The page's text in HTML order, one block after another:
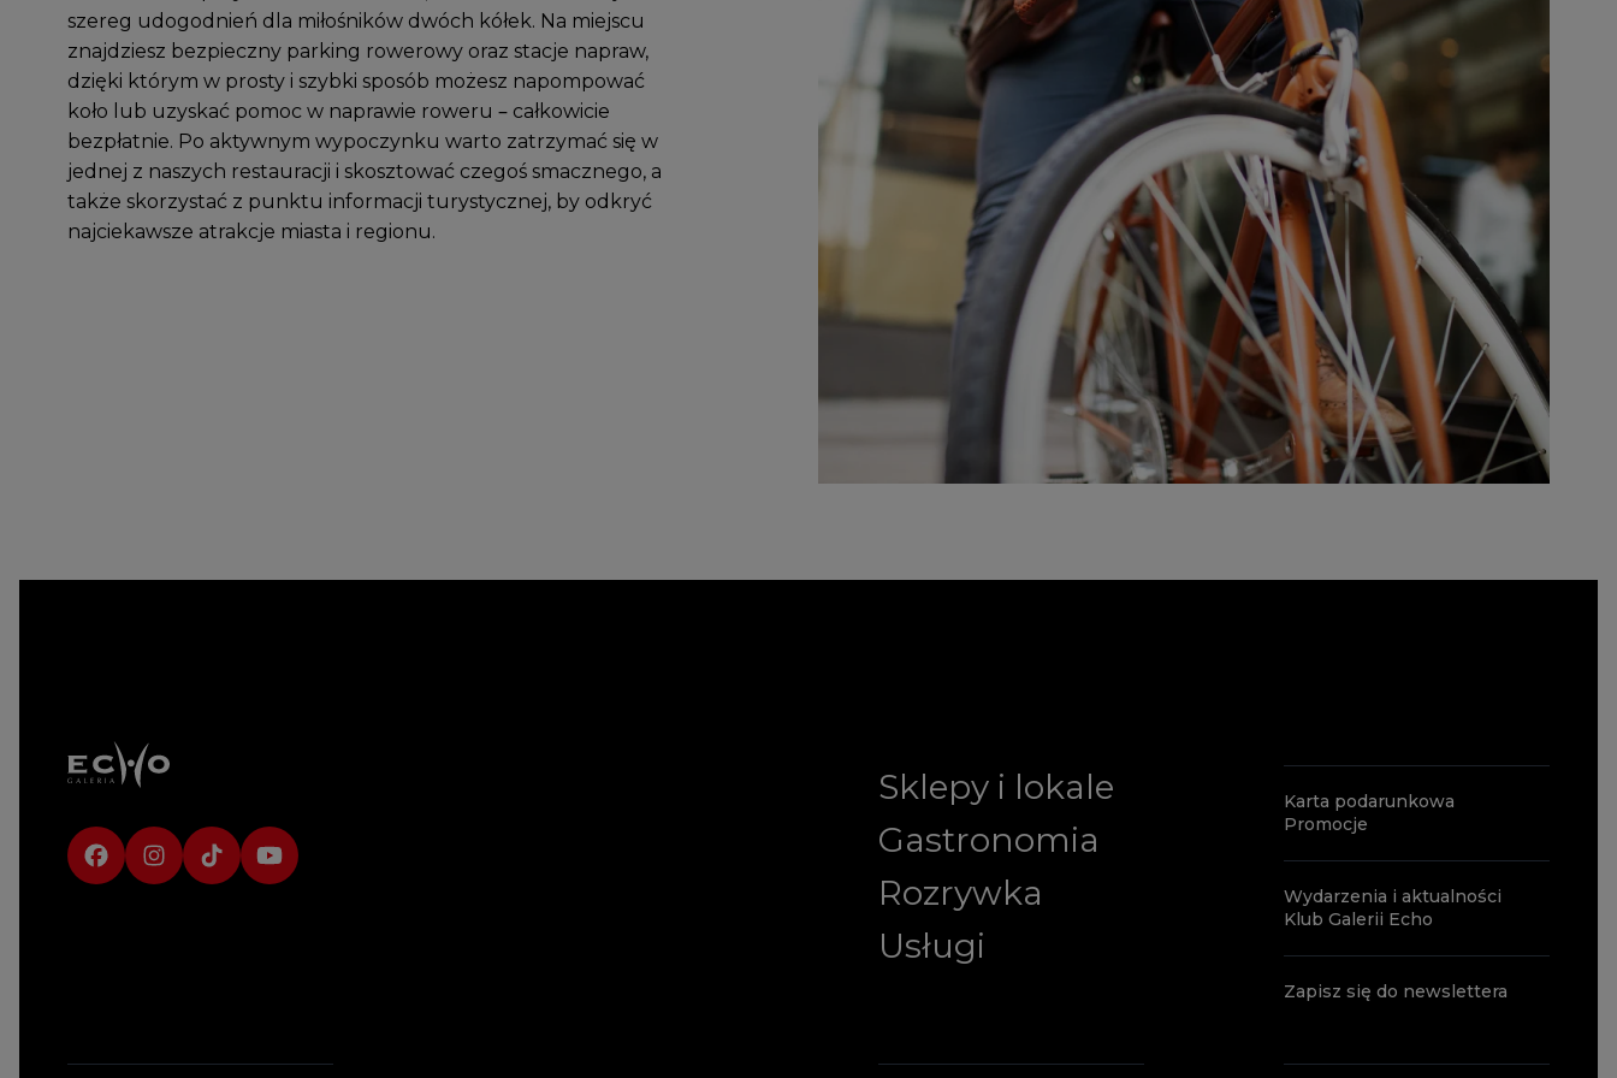
szereg udogodnień dla miłośników dwóch kółek. Na miejscu
znajdziesz bezpieczny parking rowerowy oraz stacje napraw,
dzięki którym w prosty i szybki sposób możesz napompować
koło lub uzyskać pomoc w naprawie roweru – całkowicie
bezpłatnie. Po aktywnym wypoczynku warto zatrzymać się w
jednej z naszych restauracji i skosztować czegoś smacznego, a
także skorzystać z punktu informacji turystycznej, by odkryć
najciekawsze atrakcje miasta i regionu.
Sklepy i lokale
Gastronomia
Rozrywka
Usługi
Karta podarunkowa
Promocje
Wydarzenia i aktualności
Klub Galerii Echo
Zapisz się do newslettera